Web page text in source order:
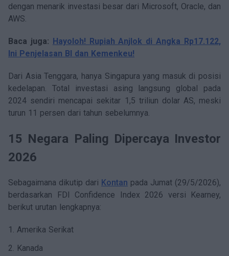
dengan menarik investasi besar dari Microsoft, Oracle, dan
AWS.
Baca juga: Hayoloh! Rupiah Anjlok di Angka Rp17.122,
Ini Penjelasan BI dan Kemenkeu!
Dari Asia Tenggara, hanya Singapura yang masuk di posisi
kedelapan. Total investasi asing langsung global pada
2024 sendiri mencapai sekitar 1,5 triliun dolar AS, meski
turun 11 persen dari tahun sebelumnya.
15 Negara Paling Dipercaya Investor
2026
Sebagaimana dikutip dari Kontan pada Jumat (29/5/2026),
berdasarkan FDI Confidence Index 2026 versi Kearney,
berikut urutan lengkapnya:
Amerika Serikat
Kanada